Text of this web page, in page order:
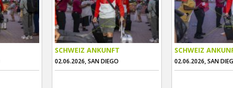
SCHWEIZ ANKUNFT
02.06.2026, SAN DIEGO
SCHWEIZ
02.06.2026, SAN